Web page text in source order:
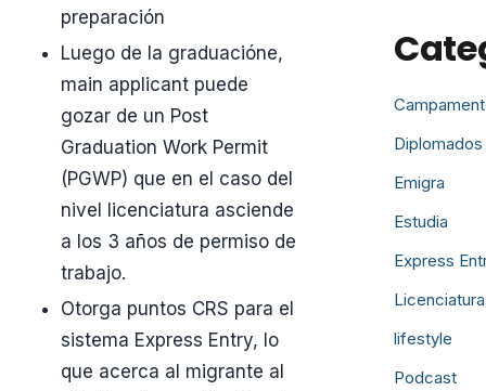
preparación
Luego de la graduacióne,
main applicant puede
gozar de un Post
Graduation Work Permit
(PGWP) que en el caso del
nivel licenciatura asciende
a los 3 años de permiso de
trabajo.
Otorga puntos CRS para el
sistema Express Entry, lo
que acerca al migrante al
Diplomados
Emigra
Estudia
Express
lifestyle
Podcast